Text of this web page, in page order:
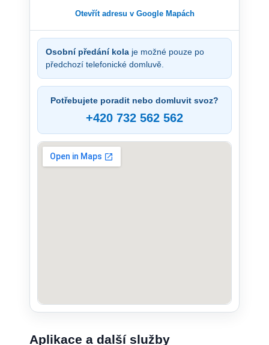
Otevřít adresu v Google Mapách
Osobní předání kola je možné pouze po
předchozí telefonické domluvě.
Potřebujete poradit nebo domluvit svoz?
+420 732 562 562
Aplikace a další služby